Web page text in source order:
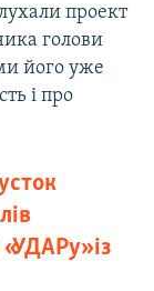
проект
голови
його уже
і про
із